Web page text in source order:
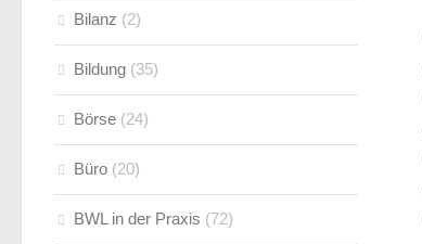
Bilanz (2)
Bildung (35)
Börse (24)
Büro (20)
BWL in der Praxis (72)